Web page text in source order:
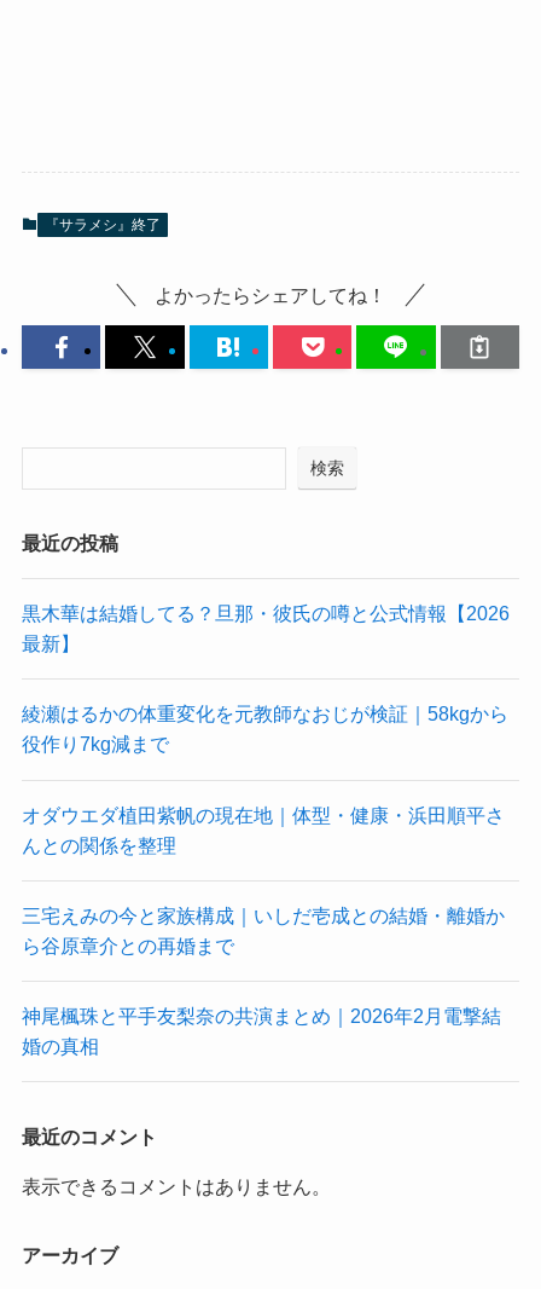
『サラメシ』終了
よかったらシェアしてね！
検索
最近の投稿
黒木華は結婚してる？旦那・彼氏の噂と公式情報【2026
最新】
綾瀬はるかの体重変化を元教師なおじが検証｜58kgから
役作り7kg減まで
オダウエダ植田紫帆の現在地｜体型・健康・浜田順平さ
んとの関係を整理
三宅えみの今と家族構成｜いしだ壱成との結婚・離婚か
ら谷原章介との再婚まで
神尾楓珠と平手友梨奈の共演まとめ｜2026年2月電撃結
婚の真相
最近のコメント
表示できるコメントはありません。
アーカイブ